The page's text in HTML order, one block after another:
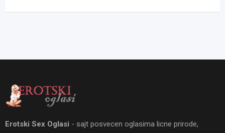
Erotski Sex Oglasi - sajt posvecen oglasima licne prirode,